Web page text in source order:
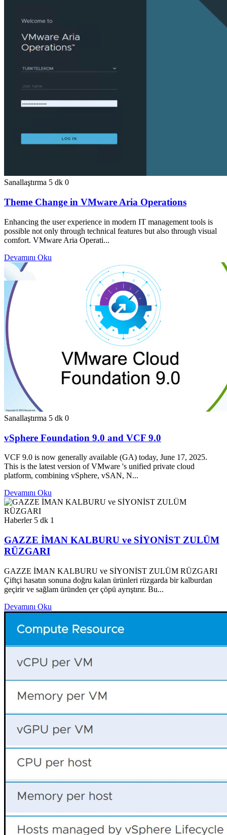
Sanallaştırma 5 dk 0
Theme Change in VMware Aria Operations
Enhancing the user experience in modern IT management tools is
possible not only through technical features but also through visual
comfort. VMware Aria Operati...
Devamını Oku
Sanallaştırma 5 dk 0
vSphere Foundation 9.0 and VCF 9.0
VCF 9.0 is now generally available (GA) today, June 17, 2025.
This is the latest version of VMware 's unified private cloud
platform, combining vSphere, vSAN, N...
Devamını Oku
Haberler 5 dk 1
GAZZE İMAN KALBURU ve SİYONİST ZULÜM
RÜZGARI
GAZZE İMAN KALBURU ve SİYONİST ZULÜM RÜZGARI
Çiftçi hasatın sonuna doğru kalan ürünleri rüzgarda bir kalburdan
geçirir ve sağlam üründen çer çöpü ayrıştırır. Bu...
Devamını Oku